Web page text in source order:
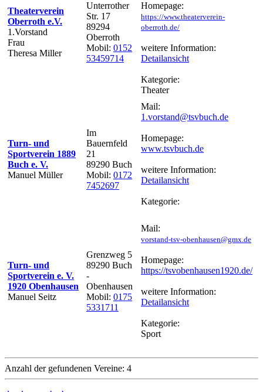
Theaterverein
Oberroth e.V.
1.Vorstand
Frau
Theresa Miller
Unterrother
Str. 17
89294
Oberroth
Mobil: 0152
53459714
Homepage:
https://www.theaterverein-
oberroth.de/
weitere Information:
Detailansicht
Kategorie:
Theater
Turn- und
Sportverein 1889
Buch e. V.
Manuel Müller
Im
Bauernfeld
21
89290 Buch
Mobil: 0172
7452697
Mail:
1.vorstand@tsvbuch.de
Homepage:
www.tsvbuch.de
weitere Information:
Detailansicht
Kategorie:
Turn- und
Sportverein e. V.
1920 Obenhausen
Manuel Seitz
Grenzweg 5
89290 Buch
-
Obenhausen
Mobil: 0175
5331711
Mail:
vorstand-tsv-obenhausen@gmx.de
Homepage:
https://tsvobenhausen1920.de/
weitere Information:
Detailansicht
Kategorie:
Sport
Anzahl der gefundenen Vereine: 4